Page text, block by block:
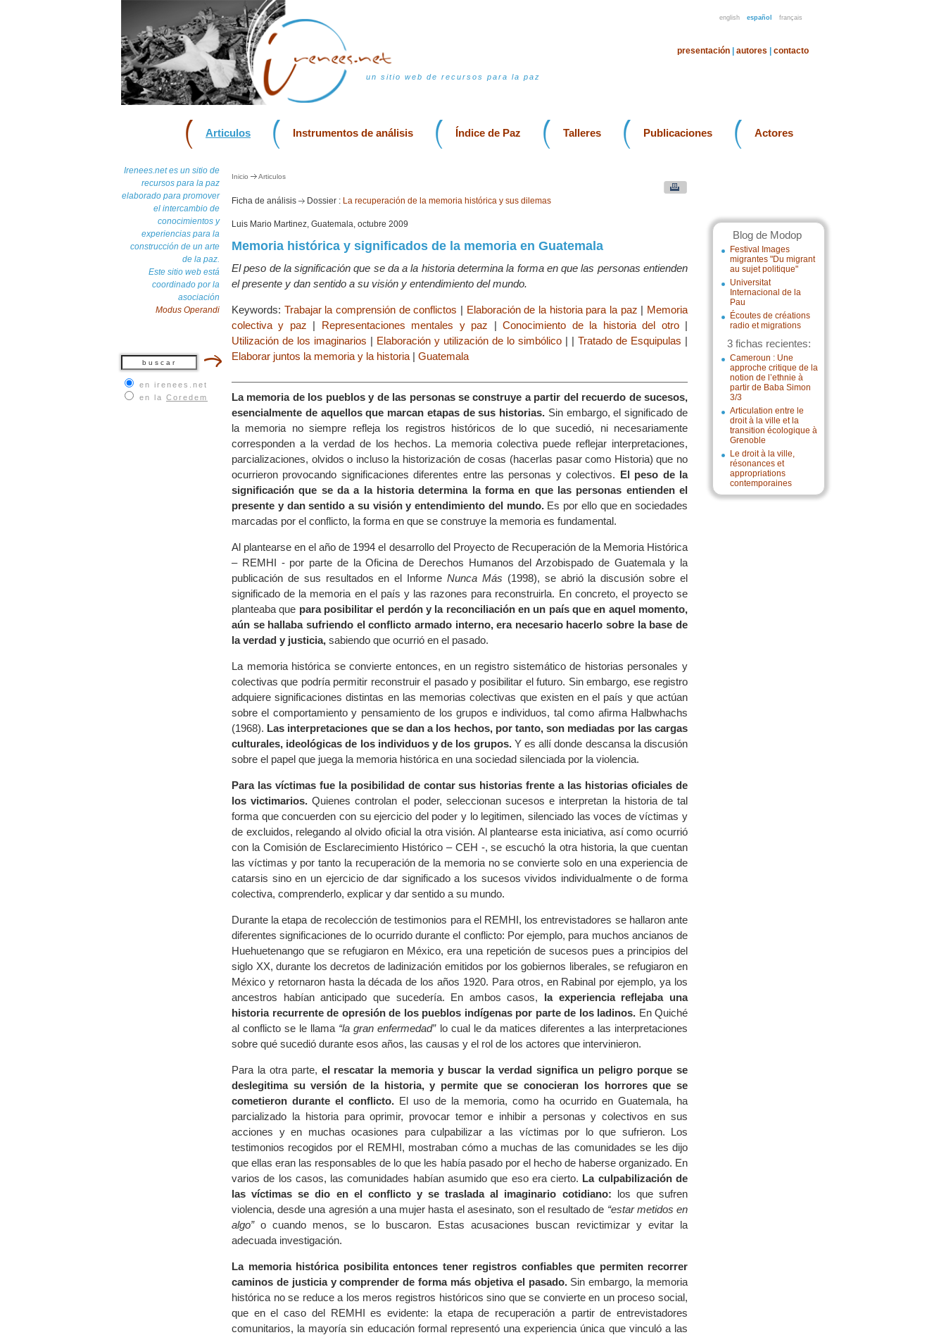
english español français
un sitio web de recursos para la paz
presentación autores contacto
Articulos Instrumentos de análisis Índice de Paz Talleres Publicaciones Actores
Irenees.net es un sitio de
recursos para la paz
elaborado para promover
el intercambio de
conocimientos y
experiencias para la
construcción de un arte
de la paz.
Este sitio web está
coordinado por la
asociación
Modus Operandi
en irenees.net
en la Coredem
Blog de Modop
Festival Images
migrantes "Du migrant
au sujet politique"
Universitat
Internacional de la
Pau
Écoutes de créations
radio et migrations
3 fichas recientes:
Cameroun : Une
approche critique de la
notion de l’ethnie à
partir de Baba Simon
3/3
Articulation entre le
droit à la ville et la
transition écologique à
Grenoble
Le droit à la ville,
résonances et
appropriations
contemporaines
Inicio Articulos
Ficha de análisis Dossier : La recuperación de la memoria histórica y sus dilemas
Luis Mario Martinez, Guatemala, octubre 2009
Memoria histórica y significados de la memoria en Guatemala
El peso de la significación que se da a la historia determina la forma en que las personas entienden
el presente y dan sentido a su visión y entendimiento del mundo.
Keywords: Trabajar la comprensión de conflictos | Elaboración de la historia para la paz | Memoria
colectiva y paz | Representaciones mentales y paz |Conocimiento de la historia del otro|
Utilización de los imaginarios | Elaboración y utilización de lo simbólico | | Tratado de Esquipulas |
Elaborar juntos la memoria y la historia | Guatemala
La memoria de los pueblos y de las personas se construye a partir del recuerdo de sucesos,
esencialmente de aquellos que marcan etapas de sus historias. Sin embargo, el significado de
la memoria no siempre refleja los registros históricos de lo que sucedió, ni necesariamente
corresponden a la verdad de los hechos. La memoria colectiva puede reflejar interpretaciones,
parcializaciones, olvidos o incluso la historización de cosas (hacerlas pasar como Historia) que no
ocurrieron provocando significaciones diferentes entre las personas y colectivos. El peso de la
significación que se da a la historia determina la forma en que las personas entienden el
presente y dan sentido a su visión y entendimiento del mundo.Es por ello que en sociedades
marcadas por el conflicto, la forma en que se construye la memoria es fundamental.
Al plantearse en el año de 1994 el desarrollo del Proyecto de Recuperación de la Memoria Histórica
– REMHI - por parte de la Oficina de Derechos Humanos del Arzobispado de Guatemala y la
publicación de sus resultados en el InformeNunca Más (1998), se abrió la discusión sobre el
significado de la memoria en el país y las razones para reconstruirla. En concreto, el proyecto se
planteaba que para posibilitar el perdón y la reconciliación en un país que en aquel momento,
aún se hallaba sufriendo el conflicto armado interno, era necesario hacerlo sobre la base de
la verdad y justicia, sabiendo que ocurrió en el pasado.
La memoria histórica se convierte entonces, en un registro sistemático de historias personales y
colectivas que podría permitir reconstruir el pasado y posibilitar el futuro. Sin embargo, ese registro
adquiere significaciones distintas en las memorias colectivas que existen en el país y que actúan
sobre el comportamiento y pensamiento de los grupos e individuos, tal como afirma Halbwhachs
(1968). Las interpretaciones que se dan a los hechos, por tanto, son mediadas por las cargas
culturales, ideológicas de los individuos y de los grupos.Y es allí donde descansa la discusión
sobre el papel que juega la memoria histórica en una sociedad silenciada por la violencia.
Para las víctimas fue la posibilidad de contar sus historias frente a las historias oficiales de
los victimarios. Quienes controlan el poder, seleccionan sucesos e interpretan la historia de tal
forma que concuerden con su ejercicio del poder y lo legitimen, silenciado las voces de víctimas y
de excluidos, relegando al olvido oficial la otra visión. Al plantearse esta iniciativa, así como ocurrió
con la Comisión de Esclarecimiento Histórico – CEH -, se escuchó la otra historia, la que cuentan
las víctimas y por tanto la recuperación de la memoria no se convierte solo en una experiencia de
catarsis sino en un ejercicio de dar significado a los sucesos vividos individualmente o de forma
colectiva, comprenderlo, explicar y dar sentido a su mundo.
Durante la etapa de recolección de testimonios para el REMHI, los entrevistadores se hallaron ante
diferentes significaciones de lo ocurrido durante el conflicto: Por ejemplo, para muchos ancianos de
Huehuetenango que se refugiaron en México, era una repetición de sucesos pues a principios del
siglo XX, durante los decretos de ladinización emitidos por los gobiernos liberales, se refugiaron en
México y retornaron hasta la década de los años 1920. Para otros, en Rabinal por ejemplo, ya los
ancestros habían anticipado que sucedería. En ambos casos, la experiencia reflejaba una
historia recurrente de opresión de los pueblos indígenas por parte de los ladinos. En Quiché
al conflicto se le llama “la gran enfermedad”lo cual le da matices diferentes a las interpretaciones
sobre qué sucedió durante esos años, las causas y el rol de los actores que intervinieron.
Para la otra parte, el rescatar la memoria y buscar la verdad significa un peligro porque se
deslegitima su versión de la historia, y permite que se conocieran los horrores que se
cometieron durante el conflicto. El uso de la memoria, como ha ocurrido en Guatemala, ha
parcializado la historia para oprimir, provocar temor e inhibir a personas y colectivos en sus
acciones y en muchas ocasiones para culpabilizar a las víctimas por lo que sufrieron. Los
testimonios recogidos por el REMHI, mostraban cómo a muchas de las comunidades se les dijo
que ellas eran las responsables de lo que les había pasado por el hecho de haberse organizado. En
varios de los casos, las comunidades habían asumido que eso era cierto. La culpabilización de
las víctimas se dio en el conflicto y se traslada al imaginario cotidiano: los que sufren
violencia, desde una agresión a una mujer hasta el asesinato, son el resultado de “estar metidos en
algo”o cuando menos, se lo buscaron. Estas acusaciones buscan revictimizar y evitar la
adecuada investigación.
La memoria histórica posibilita entonces tener registros confiables que permiten recorrer
caminos de justicia y comprender de forma más objetiva el pasado.Sin embargo, la memoria
histórica no se reduce a los meros registros históricos sino que se convierte en un proceso social,
que en el caso del REMHI es evidente: la etapa de recuperación a partir de entrevistadores
comunitarios, la mayoría sin educación formal representó una experiencia única que vinculó a las